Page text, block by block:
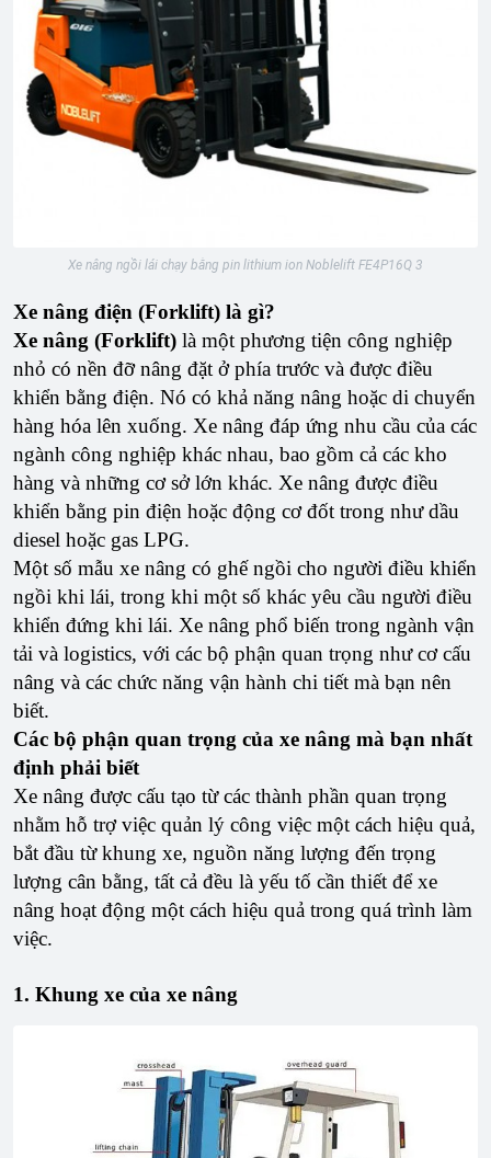
Xe nâng ngồi lái chạy bằng pin lithium ion Noblelift FE4P16Q 3
Xe nâng điện (Forklift) là gì?
Xe nâng (Forklift) là một phương tiện công nghiệp
nhỏ có nền đỡ nâng đặt ở phía trước và được điều
khiển bằng điện. Nó có khả năng nâng hoặc di chuyển
hàng hóa lên xuống. Xe nâng đáp ứng nhu cầu của các
ngành công nghiệp khác nhau, bao gồm cả các kho
hàng và những cơ sở lớn khác. Xe nâng được điều
khiển bằng pin điện hoặc động cơ đốt trong như dầu
diesel hoặc gas LPG.
Một số mẫu xe nâng có ghế ngồi cho người điều khiển
ngồi khi lái, trong khi một số khác yêu cầu người điều
khiển đứng khi lái. Xe nâng phổ biến trong ngành vận
tải và logistics, với các bộ phận quan trọng như cơ cấu
nâng và các chức năng vận hành chi tiết mà bạn nên
biết.
Các bộ phận quan trọng của xe nâng mà bạn nhất
định phải biết
Xe nâng được cấu tạo từ các thành phần quan trọng
nhằm hỗ trợ việc quản lý công việc một cách hiệu quả,
bắt đầu từ khung xe, nguồn năng lượng đến trọng
lượng cân bằng, tất cả đều là yếu tố cần thiết để xe
nâng hoạt động một cách hiệu quả trong quá trình làm
việc.
1. Khung xe của xe nâng